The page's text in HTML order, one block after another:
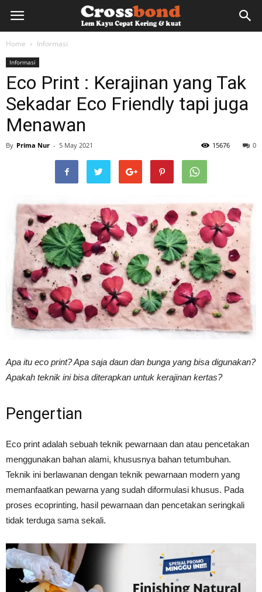
lemkayu.net
Lem
HPL,
Kertas,
Vinyl
Kuat
Lama
Home Informasi
Informasi
Eco Print : Kerajinan yang Tak
Sekadar Eco Friendly tapi juga
Menawan
By Prima Nur - 5 May 2021 0
15676
Apa itu eco print? Apa saja daun dan bunga yang bisa digunakan?
Apakah teknik ini bisa diterapkan untuk kerajinan kertas?
Pengertian
Eco print adalah sebuah teknik pewarnaan dan atau pencetakan
menggunakan bahan alami, khususnya bahan tetumbuhan.
Teknik ini berlawanan dengan teknik pewarnaan modern yang
memanfaatkan pewarna yang sudah diformulasi khusus. Pada
proses ecoprinting, hasil pewarnaan dan pencetakan seringkali
tidak terduga sama sekali.